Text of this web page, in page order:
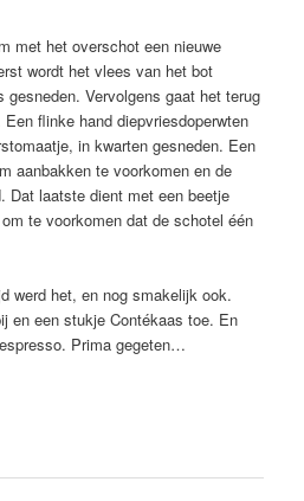
met het overschot een nieuwe
wordt het vlees van het bot
gesneden. Vervolgens gaat het terug
flinke hand diepvriesdoperwten
in kwarten gesneden. Een
aanbakken te voorkomen en de
Dat laatste dient met een beetje
te voorkomen dat de schotel één
werd het, en nog smakelijk ook.
en een stukje Contékaas toe. En
Prima gegeten…